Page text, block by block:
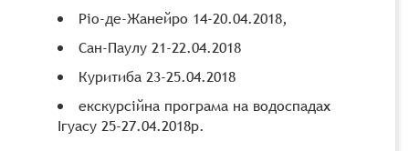
Ріо-де-Жанейро 14-20.04.2018,
Сан-Паулу 21-22.04.2018
Куритиба 23-25.04.2018
екскурсійна програма на водоспадах
Ігуасу 25-27.04.2018р.